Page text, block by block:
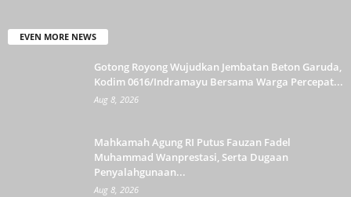
EVEN MORE NEWS
Gotong Royong Wujudkan Jembatan Beton Garuda,
Kodim 0616/Indramayu Bersama Warga Percepat...
Aug 8, 2026
Mahkamah Agung RI Putus Fauzan Fadel
Muhammad Wanprestasi, Serta Dugaan
Penyalahgunaan...
Aug 8, 2026